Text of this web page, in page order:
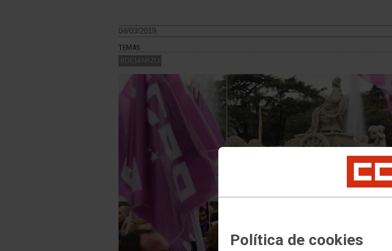
Política de cookies
04/03/2019.
TEMAS
8DEMARZO